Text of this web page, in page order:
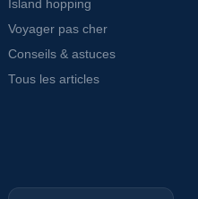
Island hopping
Voyager pas cher
Conseils & astuces
Tous les articles